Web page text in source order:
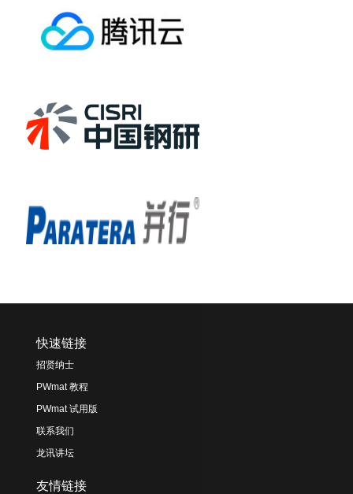
快速链接
招贤纳士
PWmat 教程
PWmat 试用版
联系我们
龙讯讲坛
友情链接